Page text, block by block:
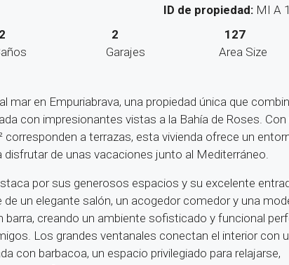
ID de propiedad:MI A
2
2
Garajes
127
Area Size
en Empuriabrava, una propiedad única que
con impresionantes vistas a la Bahía de Roses. Con
a terrazas, esta vivienda ofrece un
de unas vacaciones junto al Mediterráneo.
por sus generosos espacios y su excelente
un elegante salón, un acogedor comedor y una
creando un ambiente sofisticado y funcional
Los grandes ventanales conectan el interior con
con barbacoa, un espacio privilegiado para relajarse,